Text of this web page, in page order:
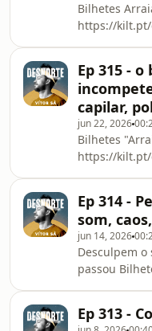
Bilhetes
https://
Ep 315 -
capilar,
jun 22, 2026
Bilhetes
https://
Ep 314 -
som,
jun 14, 2026
Desculpem o
passou Bilhetes arraial:
Ep 313 -